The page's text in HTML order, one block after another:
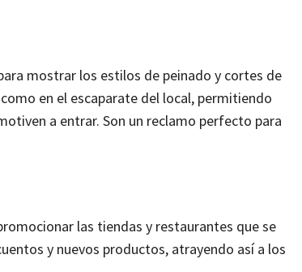
mostrar los estilos de peinado y cortes de
en el escaparate del local, permitiendo
a entrar. Son un reclamo perfecto para
las tiendas y restaurantes que se
y nuevos productos, atrayendo así a los